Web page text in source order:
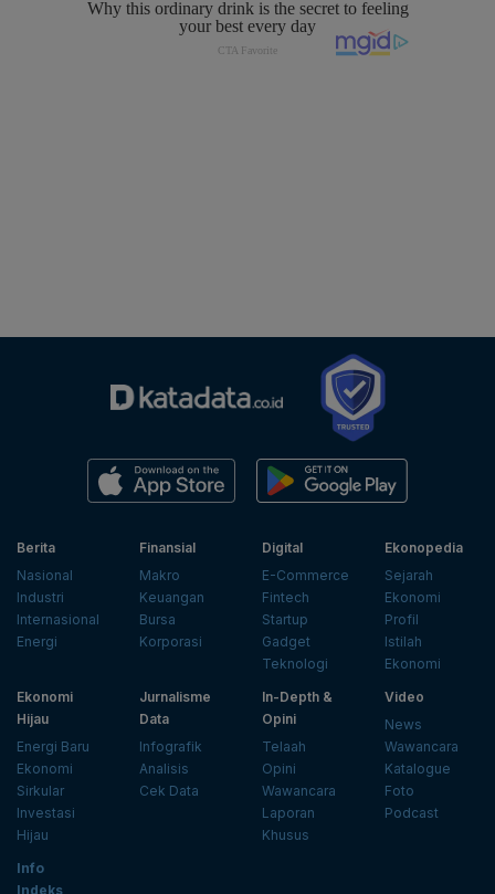
Berita
Nasional
Industri
Internasional
Energi
Finansial
Makro
Keuangan
Bursa
Korporasi
Digital
E-Commerce
Fintech
Startup
Gadget
Teknologi
Ekonopedia
Sejarah
Ekonomi
Profil
Istilah
Ekonomi
Ekonomi
Hijau
Energi Baru
Ekonomi
Sirkular
Investasi
Hijau
Jurnalisme
Data
Infografik
Analisis
Cek Data
In-Depth &
Opini
Telaah
Opini
Wawancara
Laporan
Khusus
Video
News
Wawancara
Katalogue
Foto
Podcast
Info
Indeks